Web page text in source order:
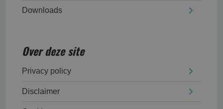
Downloads
Over deze site
Privacy policy
Disclaimer